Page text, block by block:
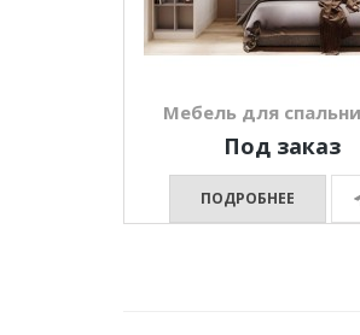
Мебель для
Под заказ
ПОДРОБНЕЕ